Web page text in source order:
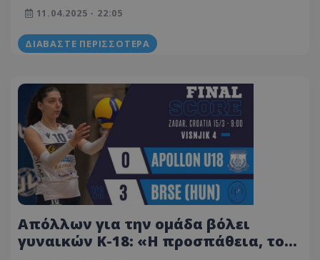
11.04.2025 - 22:05
ΔΙΑΒΆΣΤΕ ΠΕΡΙΣΣΌΤΕΡΑ
Απόλλων για την ομάδα βόλει
γυναικών Κ-18: «Η προσπάθεια, το